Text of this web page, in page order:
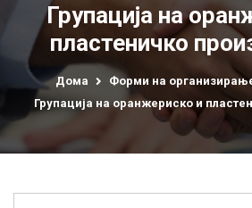
Групација на
пластеничко
Дома Форми на
Групација на оранжериско и